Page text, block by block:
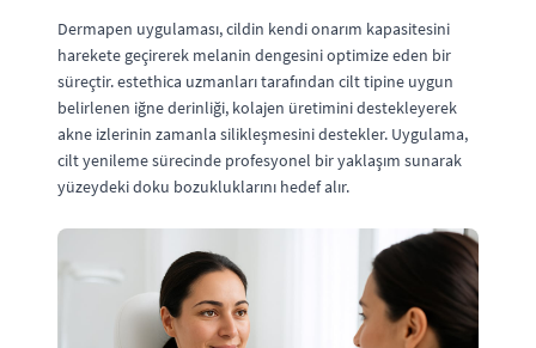
Dermapen uygulaması, cildin kendi onarım kapasitesini
harekete geçirerek melanin dengesini optimize eden bir
süreçtir. estethica uzmanları tarafından cilt tipine uygun
belirlenen iğne derinliği, kolajen üretimini destekleyerek
akne izlerinin zamanla silikleşmesini destekler. Uygulama,
cilt yenileme sürecinde profesyonel bir yaklaşım sunarak
yüzeydeki doku bozukluklarını hedef alır.